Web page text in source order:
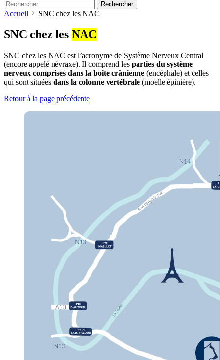
Rechercher
Accueil SNC chez les NAC
SNC chez les NAC
SNC chez les NAC est l’acronyme de Système Nerveux Central
(encore appelé névraxe). Il comprend les parties du système
nerveux comprises dans la boite crânienne (encéphale) et celles
qui sont situées dans la colonne vertébrale (moelle épinière).
Retour à la page précédente